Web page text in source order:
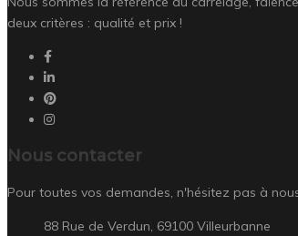
deux critères : qualité et prix !
Nous contacter
Pour toutes vos demandes, n'hésitez pas à
88 Rue de Verdun, 69100 Villeurbanne